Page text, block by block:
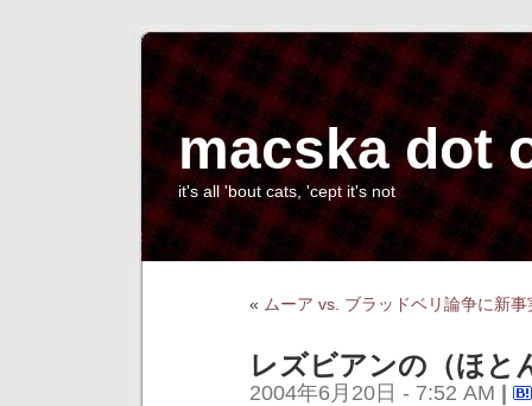
macska dot
it's all 'bout cats, 'cept it's not
« ムーア vs. ブラッドベリ論争に新事
レズビアンの（ほと
2004年6月20日 - 7:52 AM